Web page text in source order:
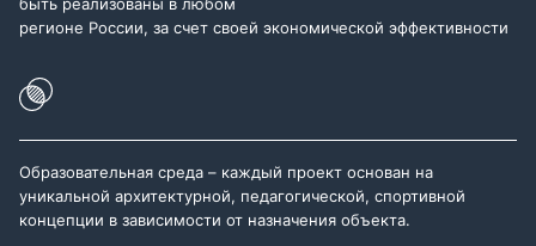
регионе России, за счет своей экономической эффективности
Образовательная среда – каждый проект основан на
уникальной архитектурной, педагогической, спортивной
концепции в зависимости от назначения объекта.